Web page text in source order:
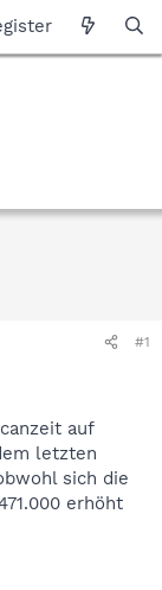
#1
auf
letzten
sich die
erhöht